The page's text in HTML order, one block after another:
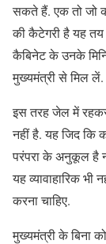
सकते हैं. एक तो जो
की कैटेगरी है यह तय
कैबिनेट के उनके
मुख्यमंत्री से मिल लें.
इस तरह जेल में
नहीं है. यह जिद कि
परंपरा के अनुकूल है
यह व्यावाहारिक
करना चाहिए.
मुख्यमंत्री के बिना